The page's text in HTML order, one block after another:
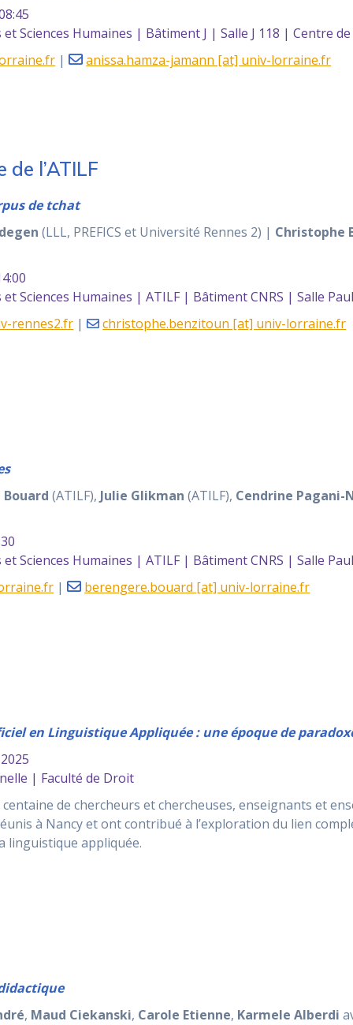
Sciences Humaines | Bâtiment J | Salle J 118 | Centre de
| anissa.hamza-jamann [at] univ-lorraine.fr
l’ATILF
de tchat
(LLL, PREFICS et Université Rennes 2) | Christophe
Sciences Humaines | ATILF | Bâtiment CNRS | Salle
rennes2.fr | christophe.benzitoun [at] univ-lorraine.fr
(ATILF), Julie Glikman (ATILF), Cendrine Pagani-
Sciences Humaines | ATILF | Bâtiment CNRS | Salle
| berengere.bouard [at] univ-lorraine.fr
en Linguistique Appliquée : une époque de
| Faculté de Droit
de chercheurs et chercheuses, enseignants et
à Nancy et ont contribué à l’exploration du lien
linguistique appliquée.
, Maud Ciekanski, Carole Etienne, Karmele Alberdi